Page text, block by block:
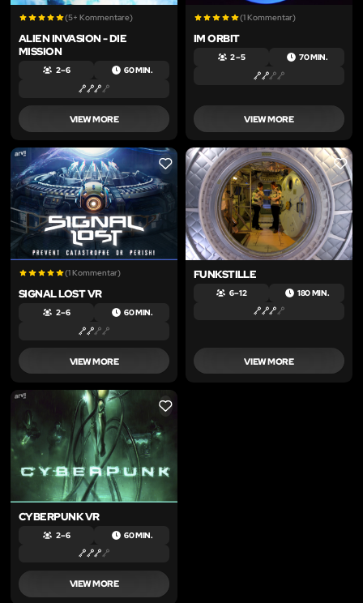
(5+ Kommentare)
ALIEN INVASION - DIE
MISSION
2 – 6 60 MIN.
VIEW MORE
(1 Kommentar)
IM ORBIT
2 – 5 70 MIN.
VIEW MORE
LIKE
(1 Kommentar)
SIGNAL LOST VR
2 – 6 60 MIN.
VIEW MORE
LIKE
FUNKSTILLE
6 – 12 180 MIN.
VIEW MORE
LIKE
CYBERPUNK VR
2 – 6 60 MIN.
VIEW MORE